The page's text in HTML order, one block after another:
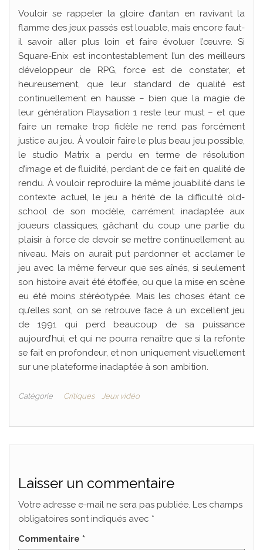
Vouloir se rappeler la gloire d’antan en ravivant la
flamme des jeux passés est louable, mais encore faut-
il savoir aller plus loin et faire évoluer l’œuvre. Si
Square-Enix est incontestablement l’un des meilleurs
développeur de RPG, force est de constater, et
heureusement, que leur standard de qualité est
continuellement en hausse – bien que la magie de
leur génération Playsation 1 reste leur must – et que
faire un remake trop fidèle ne rend pas forcément
justice au jeu. À vouloir faire le plus beau jeu possible,
le studio Matrix a perdu en terme de résolution
d’image et de fluidité, perdant de ce fait en qualité de
rendu. À vouloir reproduire la même jouabilité dans le
contexte actuel, le jeu a hérité de la difficulté old-
school de son modèle, carrément inadaptée aux
joueurs classiques, gâchant du coup une partie du
plaisir à force de devoir se mettre continuellement au
niveau. Mais on aurait put pardonner et acclamer le
jeu avec la même ferveur que ses aînés, si seulement
son histoire avait été étoffée, ou que la mise en scène
eu été moins stéréotypée. Mais les choses étant ce
qu’elles sont, on se retrouve face à un excellent jeu
de 1991 qui perd beaucoup de sa puissance
aujourd’hui, et qui ne pourra renaître que si la refonte
se fait en profondeur, et non uniquement visuellement
sur une plateforme inadaptée à son ambition.
Catégorie Critiques Jeux vidéo
Laisser un commentaire
Votre adresse e-mail ne sera pas publiée. Les champs
obligatoires sont indiqués avec *
Commentaire *